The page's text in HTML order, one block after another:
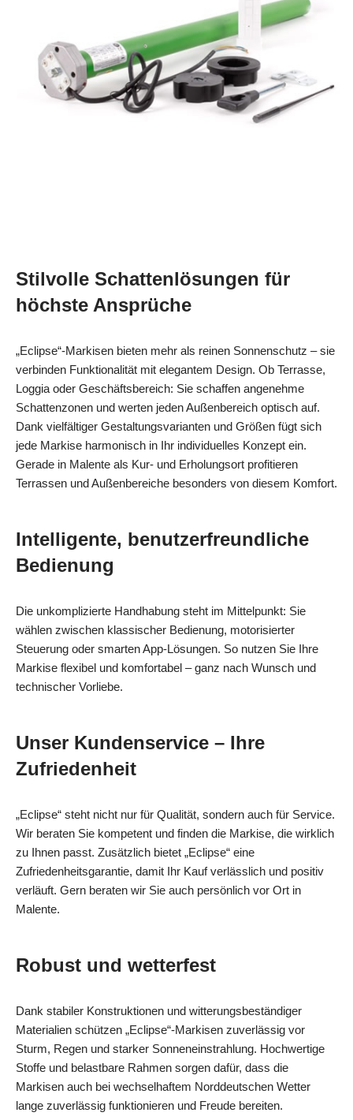
Stilvolle Schattenlösungen für
höchste Ansprüche
„Eclipse“-Markisen bieten mehr als reinen Sonnenschutz – sie
verbinden Funktionalität mit elegantem Design. Ob Terrasse,
Loggia oder Geschäftsbereich: Sie schaffen angenehme
Schattenzonen und werten jeden Außenbereich optisch auf.
Dank vielfältiger Gestaltungsvarianten und Größen fügt sich
jede Markise harmonisch in Ihr individuelles Konzept ein.
Gerade in Malente als Kur- und Erholungsort profitieren
Terrassen und Außenbereiche besonders von diesem Komfort.
Intelligente, benutzerfreundliche
Bedienung
Die unkomplizierte Handhabung steht im Mittelpunkt: Sie
wählen zwischen klassischer Bedienung, motorisierter
Steuerung oder smarten App-Lösungen. So nutzen Sie Ihre
Markise flexibel und komfortabel – ganz nach Wunsch und
technischer Vorliebe.
Unser Kundenservice – Ihre
Zufriedenheit
„Eclipse“ steht nicht nur für Qualität, sondern auch für Service.
Wir beraten Sie kompetent und finden die Markise, die wirklich
zu Ihnen passt. Zusätzlich bietet „Eclipse“ eine
Zufriedenheitsgarantie, damit Ihr Kauf verlässlich und positiv
verläuft. Gern beraten wir Sie auch persönlich vor Ort in
Malente.
Robust und wetterfest
Dank stabiler Konstruktionen und witterungsbeständiger
Materialien schützen „Eclipse“-Markisen zuverlässig vor
Sturm, Regen und starker Sonneneinstrahlung. Hochwertige
Stoffe und belastbare Rahmen sorgen dafür, dass die
Markisen auch bei wechselhaftem Norddeutschen Wetter
lange zuverlässig funktionieren und Freude bereiten.